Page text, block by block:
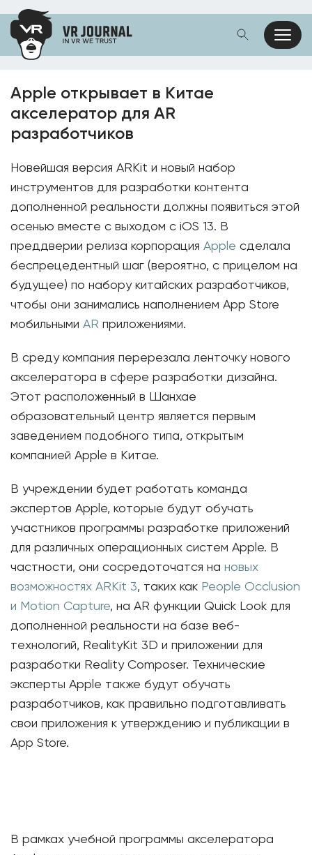
Apple открывает в Китае
акселератор для AR
разработчиков
Новейшая версия ARKit и новый набор
инструментов для разработки контента
дополненной реальности должны появиться этой
осенью вместе с выходом с iOS 13. В
преддверии релиза корпорация Apple сделала
беспрецедентный шаг (вероятно, с прицелом на
будущее) по набору китайских разработчиков,
чтобы они занимались наполнением App Store
мобильными AR приложениями.
В среду компания перерезала ленточку нового
акселератора в сфере разработки дизайна.
Этот расположенный в Шанхае
образовательный центр является первым
заведением подобного типа, открытым
компанией Apple в Китае.
В учреждении будет работать команда
экспертов Apple, которые будут обучать
участников программы разработке приложений
для различных операционных систем Apple. В
частности, они сосредоточатся на новых
возможностях ARKit 3, таких как People Occlusion
и Motion Capture, на AR функции Quick Look для
дополненной реальности на базе веб-
технологий, RealityKit 3D и приложении для
разработки Reality Composer. Технические
эксперты Apple также будут обучать
разработчиков, как правильно подготавливать
свои приложения к утверждению и публикации в
App Store.
В рамках учебной программы акселератора